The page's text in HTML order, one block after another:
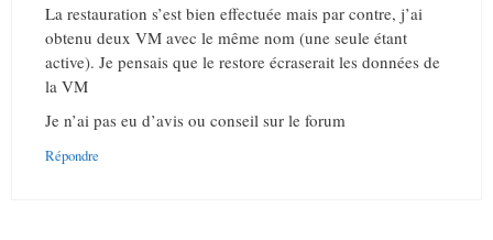
La restauration s’est bien effectuée mais par contre, j’ai
obtenu deux VM avec le même nom (une seule étant
active). Je pensais que le restore écraserait les données de
la VM
Je n’ai pas eu d’avis ou conseil sur le forum
Répondre